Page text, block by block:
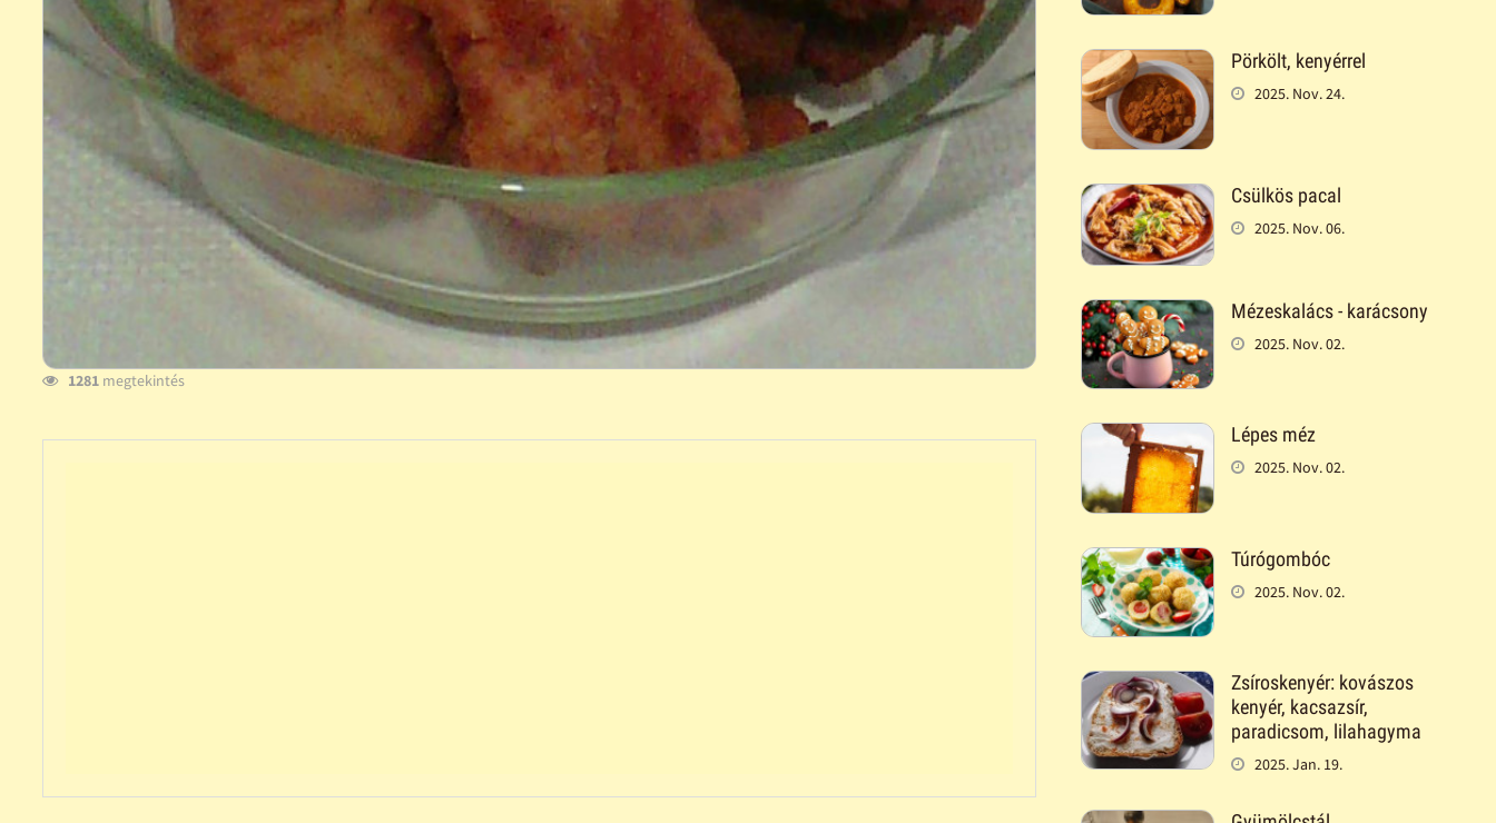
1281 megtekintés
Pörkölt, kenyérrel
2025. Nov. 24.
Csülkös pacal
2025. Nov. 06.
Mézeskalács - karácsony
2025. Nov. 02.
Lépes méz
2025. Nov. 02.
Túrógombóc
2025. Nov. 02.
Zsíroskenyér: kovászos
kenyér, kacsazsír,
paradicsom, lilahagyma
2025. Jan. 19.